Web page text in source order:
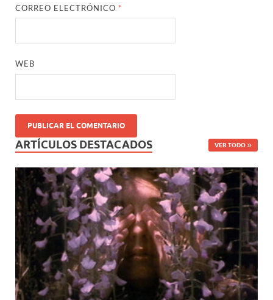
CORREO ELECTRÓNICO *
WEB
ARTÍCULOS DESTACADOS VER TODO